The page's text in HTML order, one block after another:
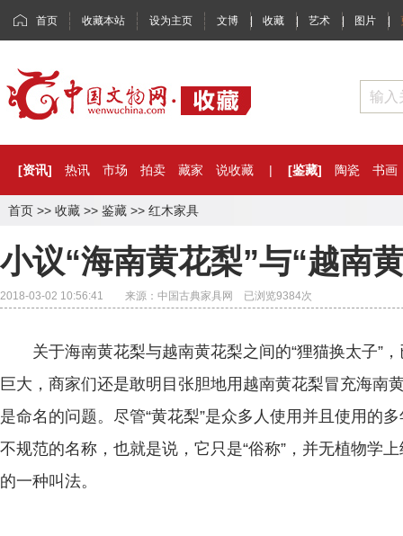
首页 收藏本站 设为主页 文博 | 收藏 | 艺术 | 图片 |
[资讯] 热讯 市场 拍卖 藏家 说收藏 | [鉴藏] 陶瓷 书画
首页 >> 收藏 >> 鉴藏 >> 红木家具
小议“海南黄花梨”与“越南
2018-03-02 10:56:41 来源：中国古典家具网 已浏览9384次
关于海南黄花梨与越南黄花梨之间的“狸猫换太子”，
巨大，商家们还是敢明目张胆地用越南黄花梨冒充海南
是命名的问题。尽管“黄花梨”是众多人使用并且使用的
不规范的名称，也就是说，它只是“俗称”，并无植物学
的一种叫法。